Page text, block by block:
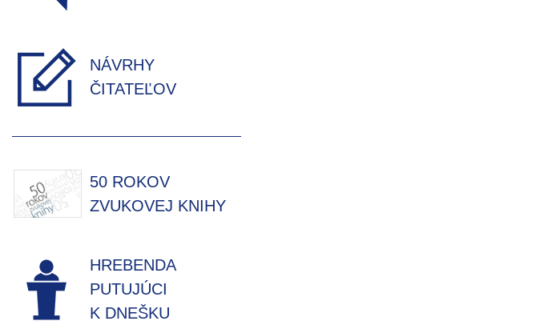
NÁVRHY
ČITATEĽOV
50 ROKOV
ZVUKOVEJ KNIHY
HREBENDA
PUTUJÚCI
K DNEŠKU